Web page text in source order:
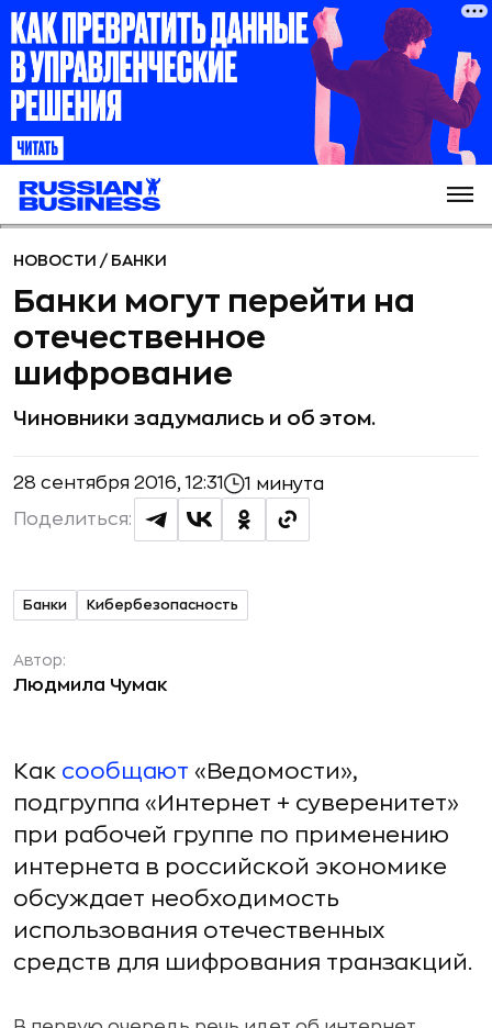
НОВОСТИ / БАНКИ
Банки могут перейти на
отечественное
шифрование
Чиновники задумались и об этом.
28 сентября 2016, 12:31 1 минута
Поделиться:
Банки Кибербезопасность
Автор:
Людмила Чумак
Как сообщают «Ведомости»,
подгруппа «Интернет + суверенитет»
при рабочей группе по применению
интернета в российской экономике
обсуждает необходимость
использования отечественных
средств для шифрования транзакций.